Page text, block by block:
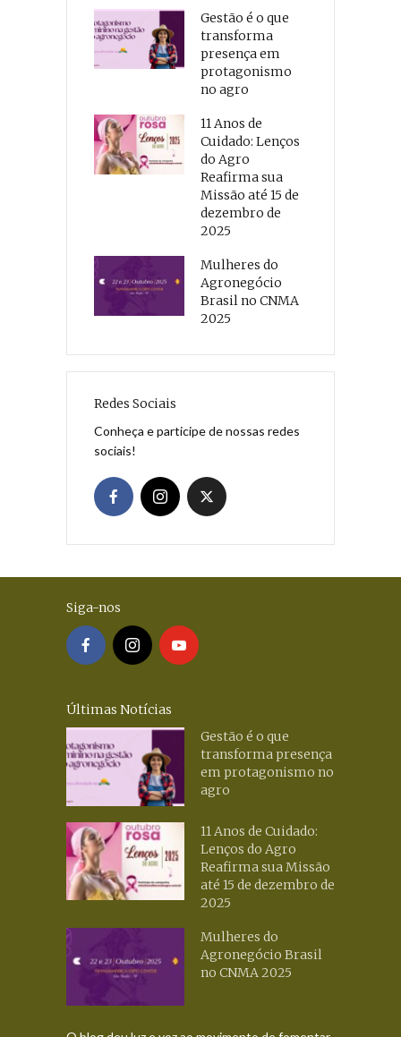
Gestão é o que
transforma
presença em
protagonismo
no agro
11 Anos de
Cuidado: Lenços
do Agro
Reafirma sua
Missão até 15 de
dezembro de
2025
Mulheres do
Agronegócio
Brasil no CNMA
2025
Redes Sociais
Conheça e participe de nossas redes
sociais!
Siga-nos
Últimas Notícias
Gestão é o que
transforma presença
em protagonismo no
agro
11 Anos de Cuidado:
Lenços do Agro
Reafirma sua Missão
até 15 de dezembro de
2025
Mulheres do
Agronegócio Brasil
no CNMA 2025